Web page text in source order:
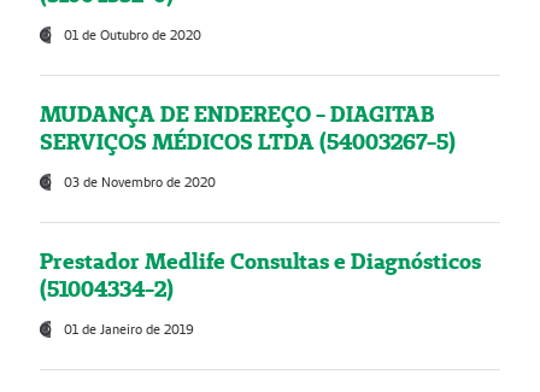
01 de Outubro de 2020
MUDANÇA DE ENDEREÇO - DIAGITAB
SERVIÇOS MÉDICOS LTDA (54003267-5)
03 de Novembro de 2020
Prestador Medlife Consultas e Diagnósticos
(51004334-2)
01 de Janeiro de 2019